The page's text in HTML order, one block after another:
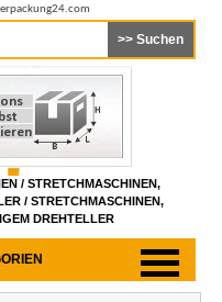
/ STRETCHMASCHINEN,
/ STRETCHMASCHINEN,
DREHTELLER